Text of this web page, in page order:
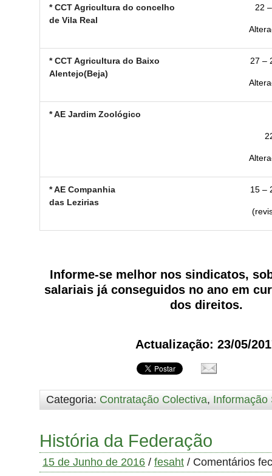
* CCT Agricultura do concelho
de Vila Real
22
* CCT Agricultura do Baixo
Alentejo(Beja)
27 –
* AE Jardim Zoológico
* AE Companhia
das Lezirias
15 –
Informe-se melhor nos sindicatos,
salariais já conseguidos no ano em
dos direitos.
Actualização: 23/05/
Categoria: Contratação Colectiva, Informação
História da Federação
15 de Junho de 2016 / fesaht / Comentários